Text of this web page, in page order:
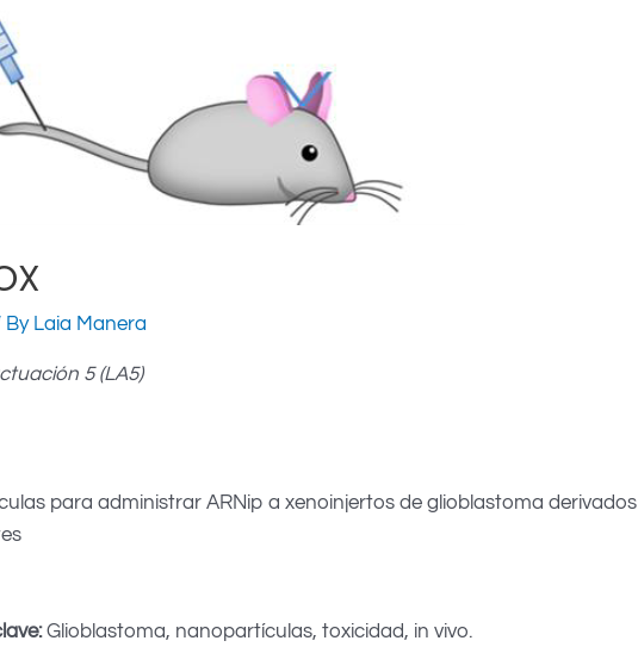
By Laia Manera
5 (LA5)
para administrar ARNip a xenoinjertos de glioblastoma derivados
Glioblastoma, nanopartículas, toxicidad, in vivo.